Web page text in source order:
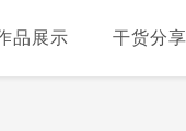
品展示 干货分享